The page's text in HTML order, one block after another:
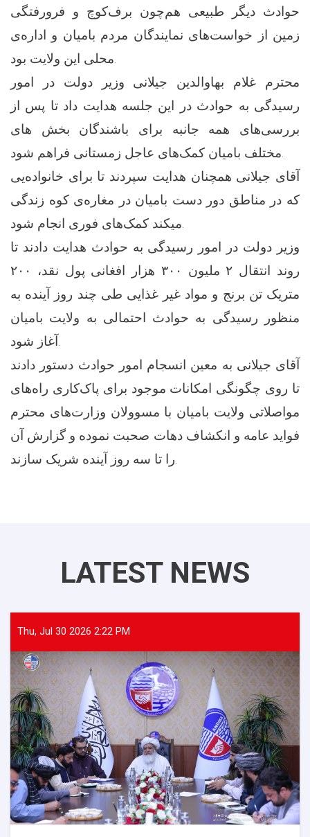
حوادث دیگر طبیعی هم‌چون برف‌کوچ و فرورفتگی
زمین از خواست‌های نمایندگان مردم بامیان و اداره‌ی
محلی این ولایت بود.
محترم غلام بهاوالدین جیلانی وزیر دولت در امور
رسیدگی به حوادث در این جلسه هدایت داد تا پس از
بررسی‌‌های همه جانبه برای باشندگان بخش های
مختلف بامیان کمک‌های عاجل زمستانی فراهم شود.
آقای جیلانی همچنان هدایت سپردند تا برای خانواده‌‌یی
که در مناطق دور دست بامیان در مغاره‌‌ی کوه زندگی
میکند کمک‌های فوری انجام شود.
وزیر دولت در امور رسیدگی به حوادث هدایت دادند تا
روند انتقال ۲ ملیون ۳۰۰ هزار افغانی پول نقد، ۲۰۰
متریک تن برنج و مواد غیر غذایی طی چند روز آینده به
منظور رسیدگی به حوادث احتمالی به ولایت بامیان
آغاز شود.
آقای جیلانی به معین انسجام امور حوادث دستور دادند
تا روی چگونگی امکانات موجود برای پاک‌کاری راه‌های
مواصلاتی ولایت بامیان با مسوولان وزارت‌های محترم
فواید عامه و انکشاف دهات صحبت نموده و گزارش آن
را تا سه روز آینده شریک سازند.
LATEST NEWS
Thu, Jul 30 2026 2:22 PM